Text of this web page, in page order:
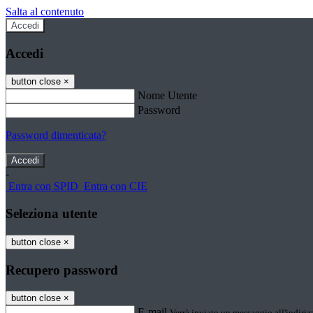
Salta al contenuto
Accedi
Accedi
button close ×
Nome Utente
Password
Password dimenticata?
-
Entra con SPID Entra con CIE
Seleziona utente
button close ×
Recupero password
button close ×